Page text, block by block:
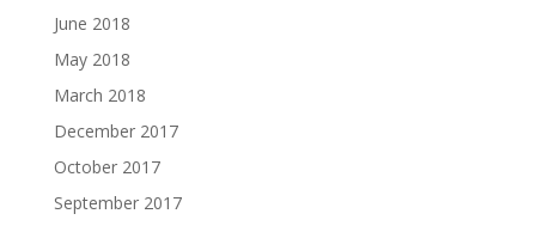
June 2018
May 2018
March 2018
December 2017
October 2017
September 2017